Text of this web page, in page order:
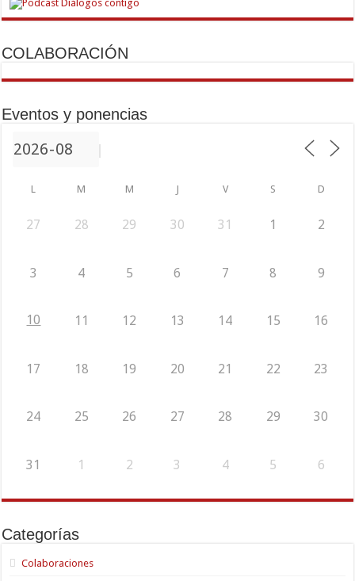
COLABORACIÓN
Eventos y ponencias
L M M J V S D
27 28 29 30 31 1 2
3 4 5 6 7 8 9
10 11 12 13 14 15 16
17 18 19 20 21 22 23
24 25 26 27 28 29 30
31 1 2 3 4 5 6
Categorías
Colaboraciones